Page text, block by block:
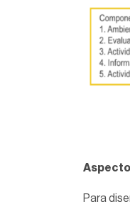
Para